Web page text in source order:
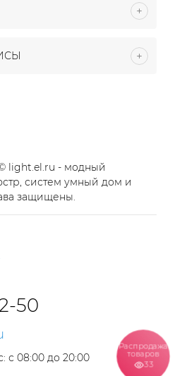
light.el.ru - модный
систем умный дом и
защищены.
50
с 08:00 до 20:00
Распродажа
товаров
33